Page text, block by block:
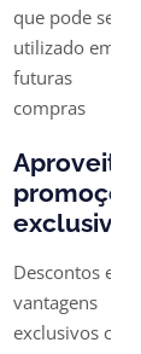
que pode ser
utilizado em
futuras
compras
Aproveite
Descontos e
vantagens
exclusivos com